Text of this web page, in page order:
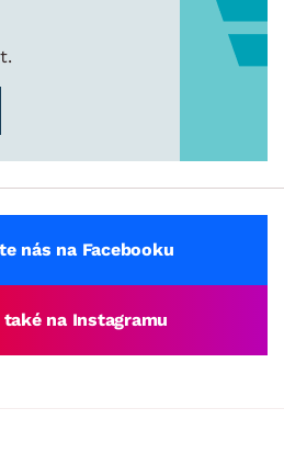
nás na Facebooku
na Instagramu